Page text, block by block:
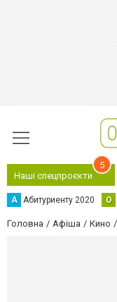
Наші спецпроєкти
5
А Абитуриенту 2020 О
Головна Афіша Кино